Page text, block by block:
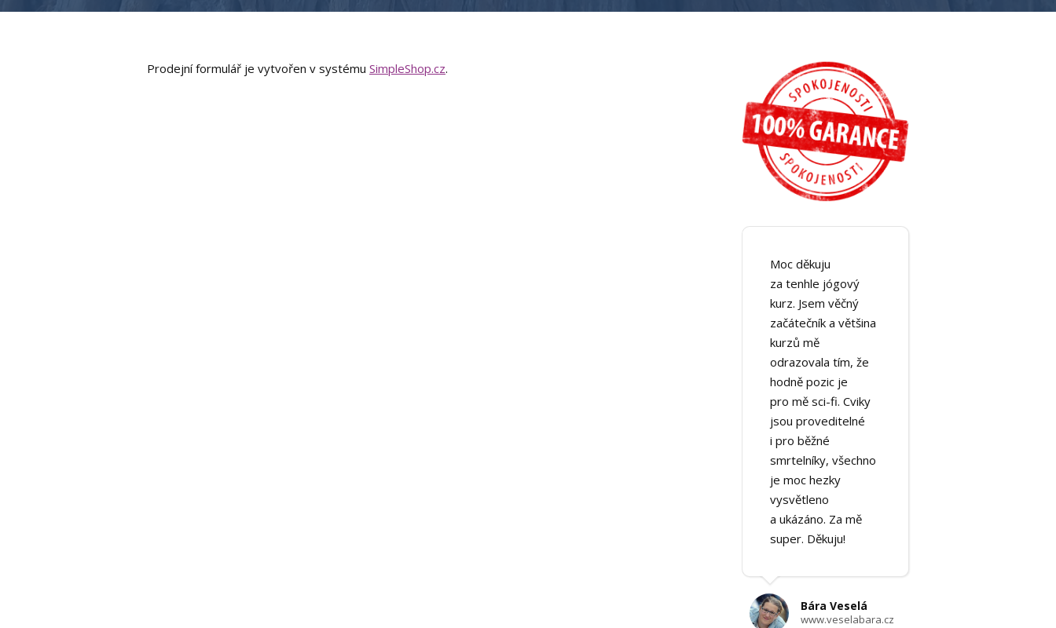
Prodejní formulář je vytvořen v systému SimpleShop.cz.
Moc děkuju
za tenhle jógový
kurz. Jsem věčný
začátečník a většina
kurzů mě
odrazovala tím, že
hodně pozic je
pro mě sci-fi. Cviky
jsou proveditelné
i pro běžné
smrtelníky, všechno
je moc hezky
vysvětleno
a ukázáno. Za mě
super. Děkuju!
Bára Veselá
www.veselabara.cz